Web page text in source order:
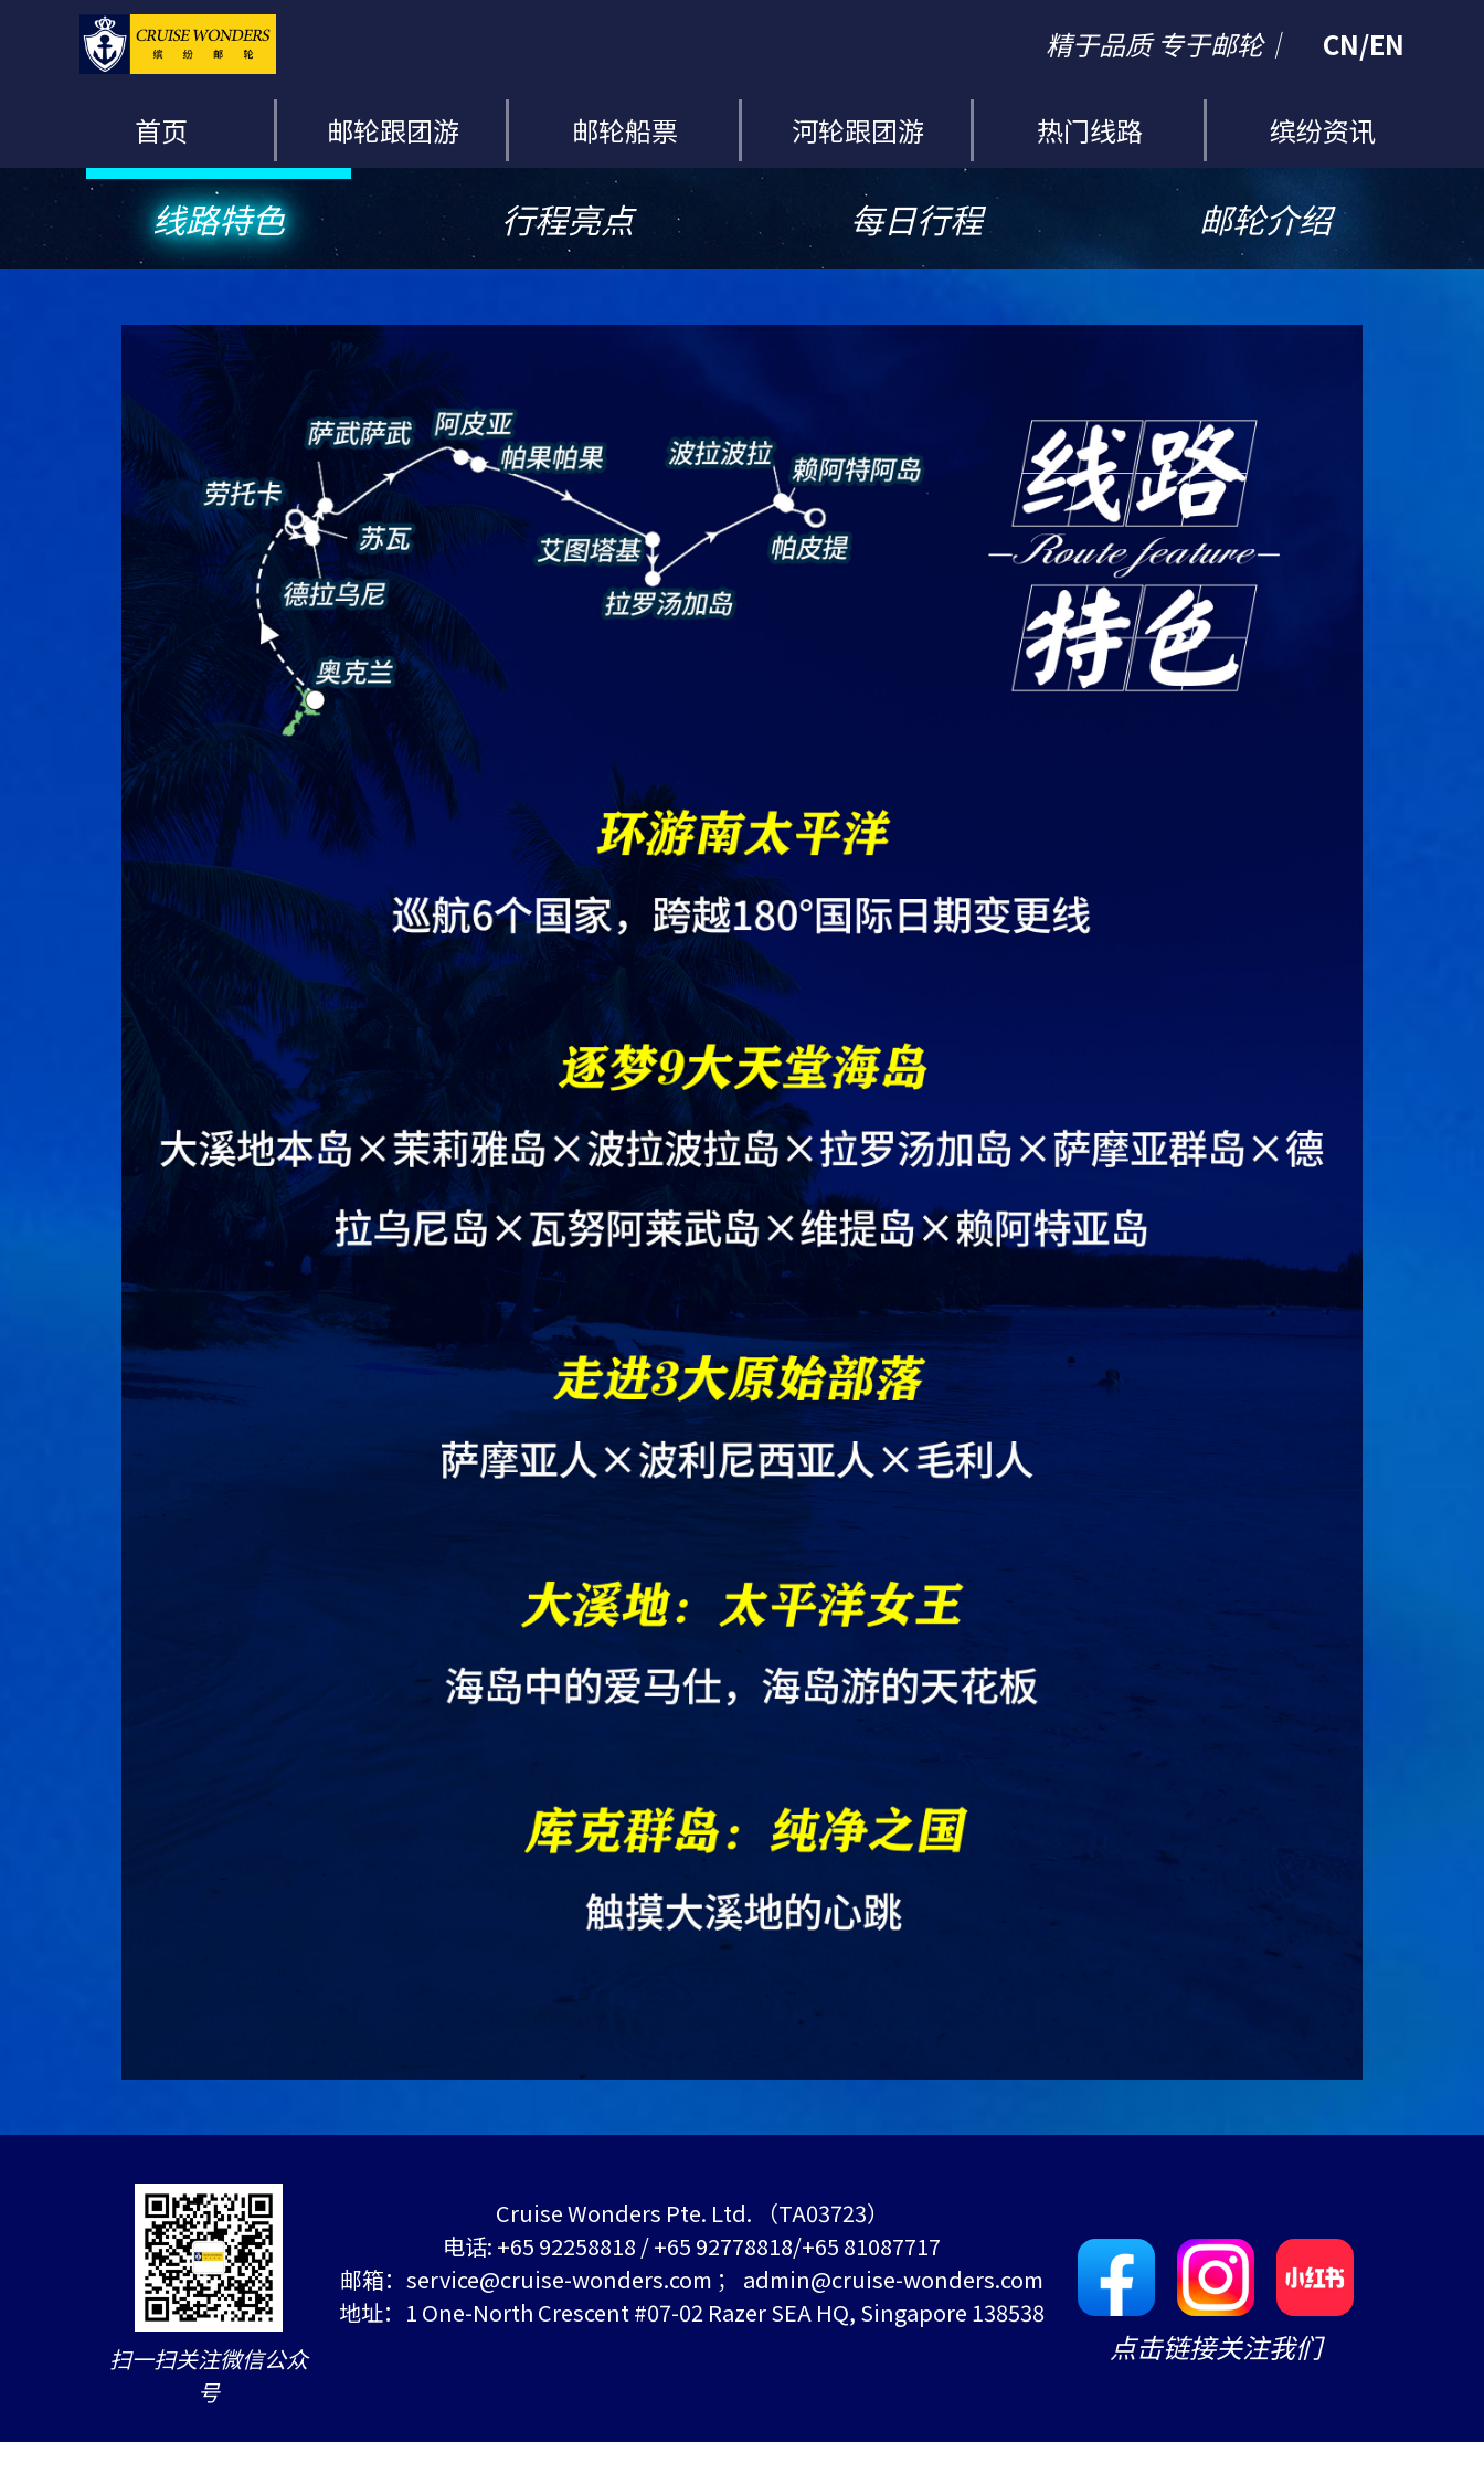
精于品质 专于邮轮｜ CN/EN
首页 邮轮跟团游 邮轮船票 河轮跟团游 热门线路 缤纷资讯
线路特色 行程亮点 每日行程 邮轮介绍
扫一扫关注微信公众
号
Cruise Wonders Pte. Ltd. （TA03723）
电话: +65 92258818 / +65 92778818/+65 81087717
邮箱：service@cruise-wonders.com ； admin@cruise-wonders.com
地址：1 One-North Crescent #07-02 Razer SEA HQ, Singapore 138538
点击链接关注我们